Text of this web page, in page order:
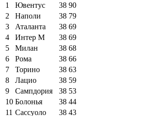
1
Ювентус 38 90
2
Наполи 38 79
3
Аталанта 38 69
4
Интер М 38 69
5
Милан 38 68
6
Рома 38 66
7
Торино 38 63
8
Лацио 38 59
9
Сампдория 38 53
10 Болонья 38 44
11 Сассуоло 38 43